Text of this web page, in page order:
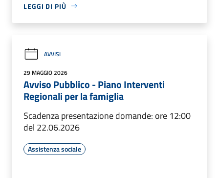
LEGGI DI PIÙ
AVVISI
29 MAGGIO 2026
Avviso Pubblico - Piano Interventi
Regionali per la famiglia
Scadenza presentazione domande: ore 12:00
del 22.06.2026
Assistenza sociale